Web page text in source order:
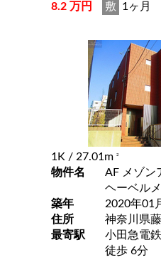
8.2 万円 敷 1ヶ月
1K / 27.01m 2
物件名
AF メゾン
ヘーベル
築年
2020年01
住所
神奈川県
最寄駅
小田急電鉄
徒歩 6分